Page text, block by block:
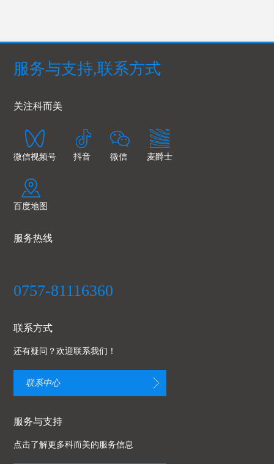
服务与支持,联系方式
关注科而美
微信视频号 抖音 微信 麦爵士
百度地图
服务热线
0757-81116360
联系方式
还有疑问？欢迎联系我们！
联系中心
服务与支持
点击了解更多科而美的服务信息